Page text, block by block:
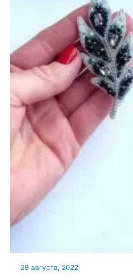
29 августа, 2022